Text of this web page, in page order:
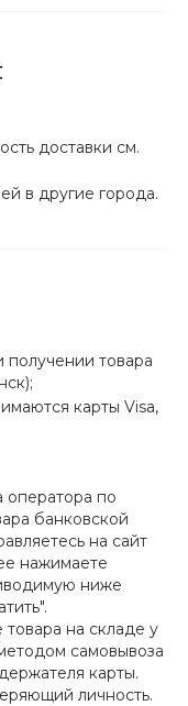
доставки см.
в другие города.
получении товара
карты Visa,
оператора по
банковской
на сайт
нажимаете
ниже
на складе у
самовывоза
карты.
личность.